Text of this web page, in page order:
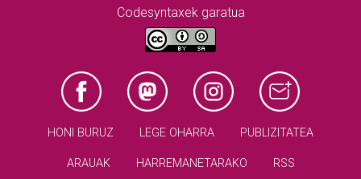
Codesyntaxek garatua
HONI BURUZ LEGE OHARRA PUBLIZITATEA
ARAUAK HARREMANETARAKO RSS